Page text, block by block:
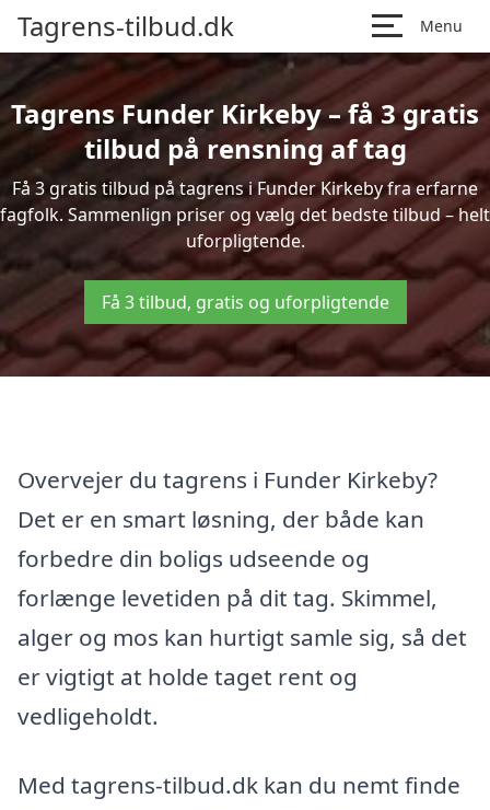
Tagrens-tilbud.dk Menu
Tagrens Funder Kirkeby – få 3 gratis
tilbud på rensning af tag
Få 3 gratis tilbud på tagrens i Funder Kirkeby fra erfarne
fagfolk. Sammenlign priser og vælg det bedste tilbud – helt
uforpligtende.
Få 3 tilbud, gratis og uforpligtende
Overvejer du tagrens i Funder Kirkeby?
Det er en smart løsning, der både kan
forbedre din boligs udseende og
forlænge levetiden på dit tag. Skimmel,
alger og mos kan hurtigt samle sig, så det
er vigtigt at holde taget rent og
vedligeholdt.
Med tagrens-tilbud.dk kan du nemt finde